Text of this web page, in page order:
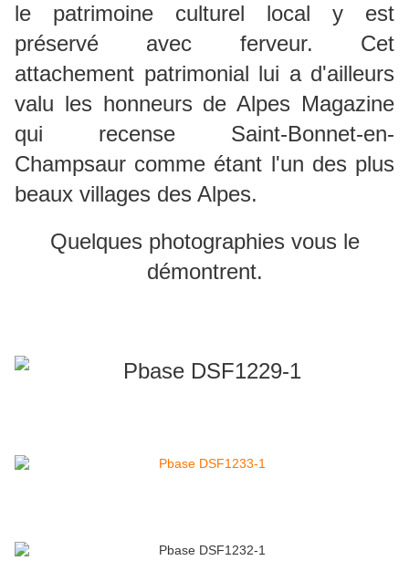
le patrimoine culturel local y est
préservé avec ferveur. Cet
attachement patrimonial lui a d'ailleurs
valu les honneurs de Alpes Magazine
qui recense Saint-Bonnet-en-
Champsaur comme étant l'un des plus
beaux villages des Alpes.
Quelques photographies vous le
démontrent.